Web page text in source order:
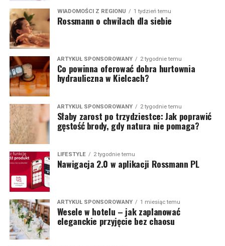
WIADOMOŚCI Z REGIONU 1 tydzień temu
Rossmann o chwilach dla siebie
ARTYKUŁ SPONSOROWANY 2 tygodnie temu
Co powinna oferować dobra hurtownia
hydrauliczna w Kielcach?
ARTYKUŁ SPONSOROWANY 2 tygodnie temu
Słaby zarost po trzydziestce: Jak poprawić
gęstość brody, gdy natura nie pomaga?
LIFESTYLE 2 tygodnie temu
Nawigacja 2.0 w aplikacji Rossmann PL
ARTYKUŁ SPONSOROWANY 1 miesiąc temu
Wesele w hotelu – jak zaplanować
eleganckie przyjęcie bez chaosu